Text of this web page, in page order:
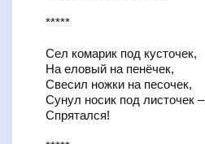
*****
Сел комарик под кусточек,
На еловый на пенёчек,
Свесил ножки на песочек,
Сунул носик под листочек –
Спрятался!